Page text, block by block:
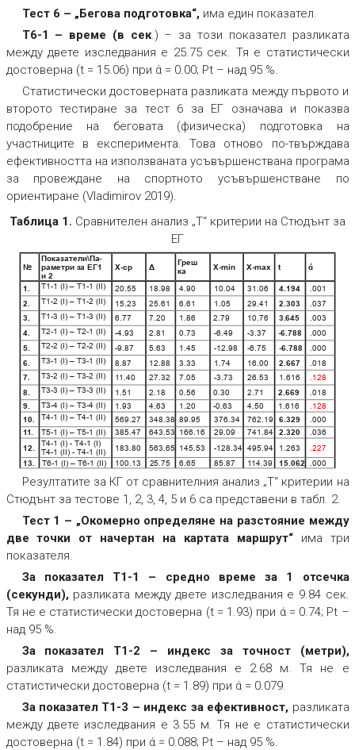
Тест 6 – „Бегова подготовка“, има един показател.
Т6-1 – време (в сек.) – за този показател разликата
между двете изследвания е 25.75 сек. Тя е статистически
достоверна (t = 15.06) при ά = 0.00; Pt – над 95 %.
Статистически достоверната разликата между първото и
второто тестиране за тест 6 за ЕГ означава и показва
подобрение на беговата (физическа) подготовка на
участниците в експеримента. Това отново по-твърждава
ефективността на използваната усъвършенствана програма
за провеждане на спортното усъвършенстване по
ориентиране (Vladimirov 2019).
Таблица 1. Сравнителен анализ „Т“ критерии на Стюдънт за
ЕГ
№
Показатели\Па-
раметри за ЕГ1
и 2
Х-ср Δ
Греш
ка
Х-min Х-max t ά
1. Т1-1 (І) – Т1-1 (ІІ) 20.55 18.98 4.90 10.04 31.06 4.194 .001
2. Т1-2 (І) – Т1-2 (ІІ) 15.23 25.61 6.61 1.05 29.41 2.303 .037
3. Т1-3 (І) – Т1-3 (ІІ) 6.77 7.20 1.86 2.79 10.76 3.645 .003
4. Т2-1 (І) – Т2-1 (ІІ) -4.93 2.81 0.73 -6.49 -3.37 -6.788 .000
5. Т2-2 (І) – Т2-2 (ІІ) -9.87 5.63 1.45 -12.98 -6.75 -6.788 .000
6. Т3-1 (І) – Т3-1 (ІІ) 8.87 12.88 3.33 1.74 16.00 2.667 .018
7. Т3-2 (І) – Т3-2 (ІІ) 11.40 27.32 7.05 -3.73 26.53 1.616 .128
8. Т3-3 (І) – Т3-3 (ІІ) 1.51 2.18 0.56 0.30 2.71 2.669 .018
9. Т3-4 (І) – Т3-4 (ІІ) 1.93 4.63 1.20 -0.63 4.50 1.616
.128
10.
Т4-1 (І) – Т4-1 (ІІ) 569.27 348.38 89.95 376.34 762.19 6.329
.000
11. Т5-1 (І) – Т5-1 (ІІ) 385.47 643.53 166.16 29.09 741.84 2.320 .036
12.
Т4-1 (І) - Т4-1 (І)
Т4-1 (ІІ) - Т4-1 (ІІ)
183.80 563.65 145.53 -128.34 495.94 1.263 .227
13. Т6-1 (І) – Т6-1 (ІІ) 100.13 25.75 6.65 85.87 114.39 15.062 .000
Резултатите за КГ от сравнителния анализ „Т“ критерии на
Стюдънт за тестове 1, 2, 3, 4, 5 и 6 са представени в табл. 2.
Тест 1 – „Окомерно определяне на разстояние между
две точки от начертан на картата маршрут“ има три
показателя.
За показател Т1-1 – средно време за 1 отсечка
(секунди), разликата между двете изследвания е 9.84 сек.
Тя не е статистически достоверна (t = 1.93) при ά = 0.74; Pt –
над 95 %.
За показател Т1-2 – индекс за точност (метри),
разликата между двете изследвания е 2.68 м. Тя не е
статистически достоверна (t = 1.89) при ά = 0.079.
За показател Т1-3 – индекс за ефективност, разликата
между двете изследвания е 3.55 м. Тя не е статистически
достоверна (t = 1.84) при ά = 0.088; Pt – над 95 %.